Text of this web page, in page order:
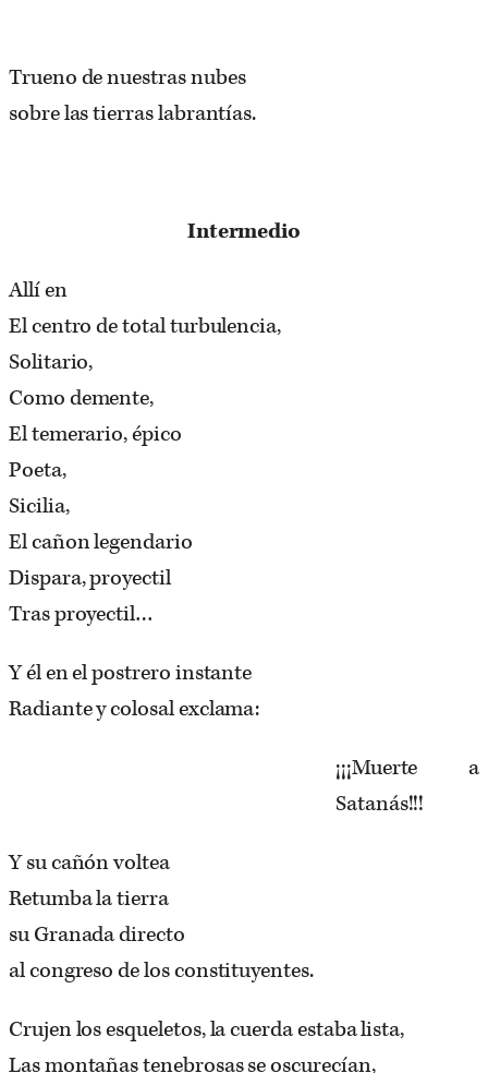
Trueno de nuestras nubes
sobre las tierras labrantías.
Intermedio
Allí en
El centro de total turbulencia,
Solitario,
Como demente,
El temerario, épico
Poeta,
Sicilia,
El cañon legendario
Dispara, proyectil
Tras proyectil…
Y él en el postrero instante
Radiante y colosal exclama:
¡¡¡Muerte a
Satanás!!!
Y su cañón voltea
Retumba la tierra
su Granada directo
al congreso de los constituyentes.
Crujen los esqueletos, la cuerda estaba lista,
Las montañas tenebrosas se oscurecían,